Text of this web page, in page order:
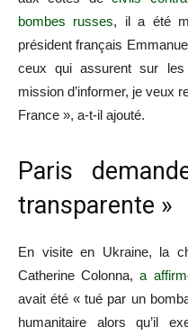
bombes russes, il a été
président français
ceux qui assurent sur les
mission d’informer, je veux
France », a-t-il ajouté.
Paris
transparente »
En visite en Ukraine, la
Catherine Colonna,a
avait été « tué par un
humanitaire alors qu’il